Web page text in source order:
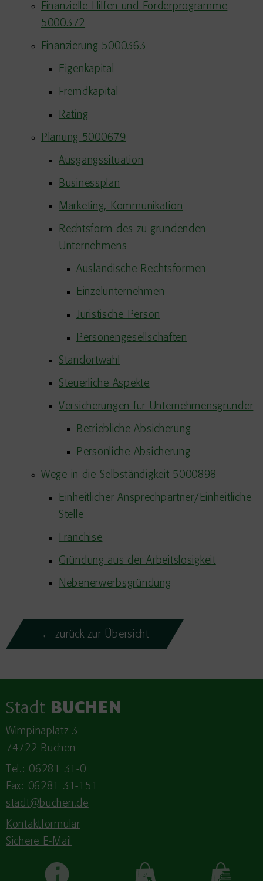
Finanzielle Hilfen und Förderprogramme
5000372
Finanzierung 5000363
Eigenkapital
Fremdkapital
Rating
Planung 5000679
Ausgangssituation
Businessplan
Marketing, Kommunikation
Rechtsform des zu gründenden
Unternehmens
Ausländische Rechtsformen
Einzelunternehmen
Juristische Person
Personengesellschaften
Standortwahl
Steuerliche Aspekte
Versicherungen für Unternehmensgründer
Betriebliche Absicherung
Persönliche Absicherung
Wege in die Selbständigkeit 5000898
Einheitlicher Ansprechpartner/Einheitliche
Stelle
Franchise
Gründung aus der Arbeitslosigkeit
Nebenerwerbsgründung
← zurück zur Übersicht
Stadt BUCHEN
Wimpinaplatz 3
74722 Buchen
Tel.: 06281 31-0
Fax: 06281 31-151
stadt@buchen.de
Kontaktformular
Sichere E-Mail